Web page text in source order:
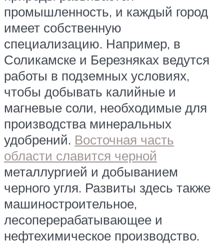
промышленность, и каждый город
имеет собственную
специализацию. Например, в
Соликамске и Березняках ведутся
работы в подземных условиях,
чтобы добывать калийные и
магневые соли, необходимые для
производства минеральных
удобрений. Восточная часть
области славится черной
металлургией и добыванием
черного угля. Развиты здесь также
машиностроительное,
лесоперерабатывающее и
нефтехимическое производство.